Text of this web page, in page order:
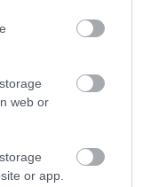
web or
or app.
kérdés
ezeket a
vizsgáljuk, egyre
nem is tudjuk
a csillagok és